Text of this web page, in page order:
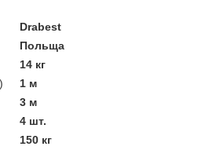
Drabest
Польща
14 кг
1 м
3 м
4 шт.
150 кг